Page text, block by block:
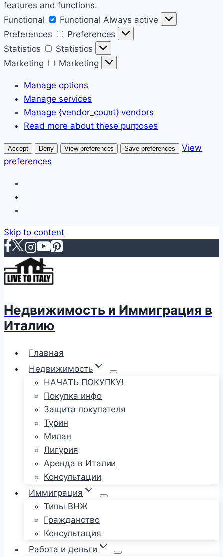
features and functions.
Functional
Functional Always active
Preferences
Preferences
Statistics
Statistics
Marketing
Marketing
Manage options
Manage services
Manage {vendor_count} vendors
Read more about these purposes
Accept Deny View preferences Save preferences
View
preferences
Skip to content
Недвижимость и Иммиграция в
Италию
Главная
Недвижимость
НАЧАТЬ ПОКУПКУ!
Покупка инфо
Защита покупателя
Турин
Милан
Лигурия
Аренда в Италии
Консультации
Иммиграция
Типы ВНЖ
Гражданство
Консультация
Работа и деньги